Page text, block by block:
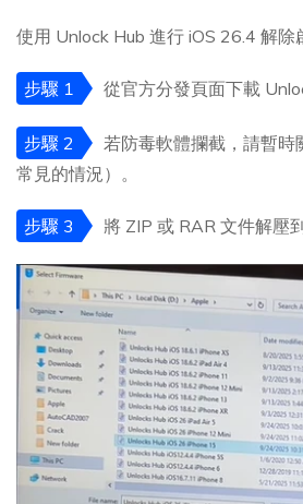
使用 Unlock Hub 進行 iOS 26.4 解除
步驟 1 從官方分發頁面下載
步驟 2
若防毒軟體攔截，請暫時
常見的情況）。
步驟 3 將 ZIP 或 RAR 文件解壓